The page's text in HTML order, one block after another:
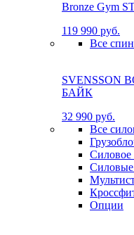
Bronze Gym
119 990 руб.
Все
SVENSSON
БАЙК
32 990 руб.
Все
Силовое
Силовые
Опции